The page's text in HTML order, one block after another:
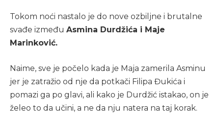
Tokom noći nastalo je do nove ozbiljne i brutalne
svađe između Asmina Durdžića i Maje
Marinković.
Naime, sve je počelo kada je Maja zamerila Asminu
jer je zatražio od nje da potkači Filipa Đukića i
pomazi ga po glavi, ali kako je Durdžić istakao, on je
želeo to da učini, a ne da nju natera na taj korak.